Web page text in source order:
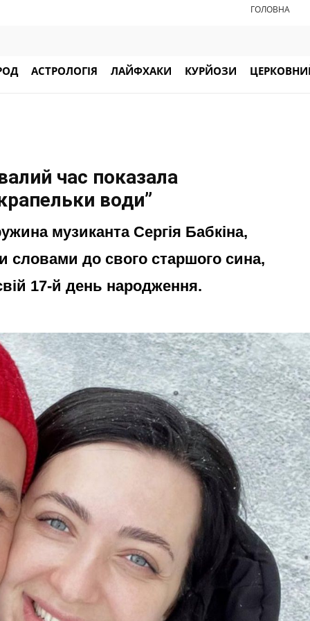
ГОЛОВНА
АСТРОЛОГІЯ ЛАЙФХАКИ КУРЙОЗИ
час показала
води”
музиканта Сергія Бабкіна,
словами до свого старшого сина,
17-й день народження.